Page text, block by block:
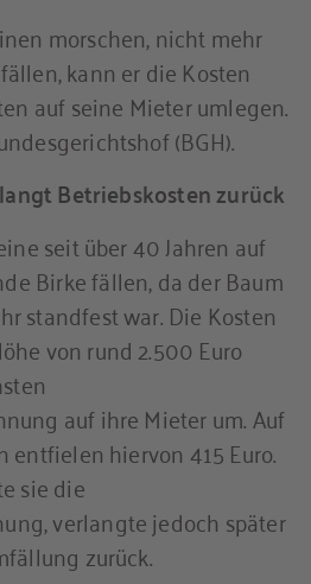
morschen, nicht mehr
kann er die Kosten
auf seine Mieter umlegen.
(BGH).
Betriebskosten zurück
seit über 40 Jahren auf
Birke fällen, da der Baum
standfest war. Die Kosten
von rund 2.500 Euro
auf ihre Mieter um. Auf
hiervon 415 Euro.
sie die
verlangte jedoch später
zurück.